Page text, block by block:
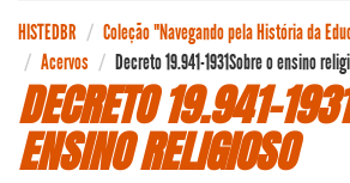
HISTEDBR
Coleção "Navegando pela História da
Acervos
Decreto 19.941-1931Sobre o ensino
DECRETO 19.941-
ENSINO RELIGIOSO